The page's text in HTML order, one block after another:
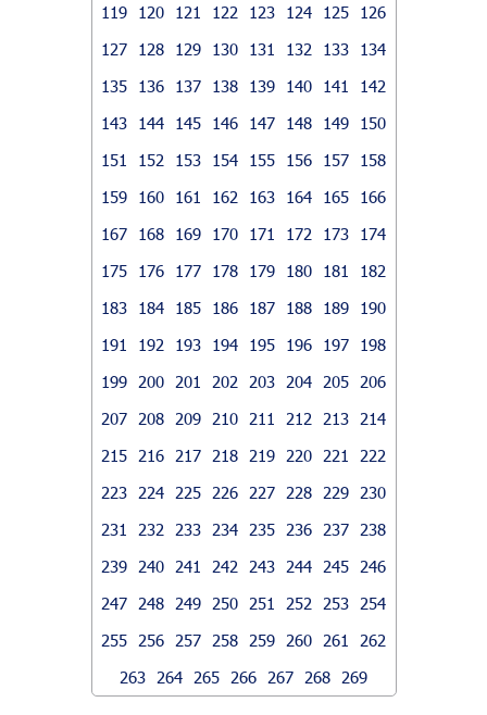
119
120 121 122 123 124 125
126
127
128 129 130 131 132 133
134
135
136 137 138 139 140 141
142
143
144 145 146 147 148 149
150
151
152 153 154 155 156 157
158
159
160 161 162 163 164 165
166
167
168 169 170 171 172 173
174
175
176 177 178 179 180 181
182
183
184 185 186 187 188 189
190
191
192 193 194 195 196 197
198
199
200 201 202 203 204 205
206
207
208 209 210 211 212 213
214
215
216 217 218 219 220 221
222
223
224 225 226 227 228 229
230
231
232 233 234 235 236 237
238
239
240 241 242 243 244 245
246
247
248 249 250 251 252 253
254
255
256 257 258 259 260 261
262
263
264 265 266 267 268 269